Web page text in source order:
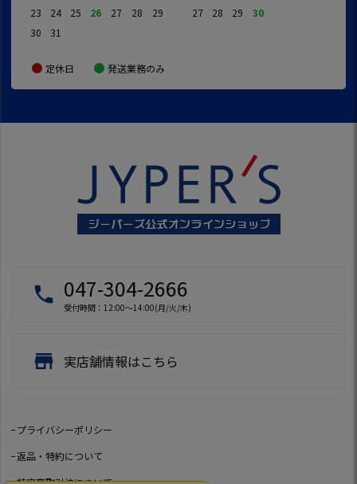
23
24 25 26 27 28
29
30
31
27
28 29 30
定休日 発送業務のみ
local_phone 047-304-2666
受付時間：12:00～14:00(月/火/木)
store 実店舗情報はこちら
プライバシーポリシー
返品・特約について